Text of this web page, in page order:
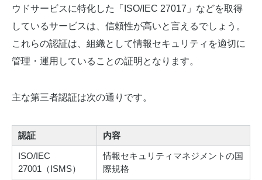
ウドサービスに特化した「ISO/IEC 27017」などを取得
しているサービスは、信頼性が高いと言えるでしょう。
これらの認証は、組織として情報セキュリティを適切に
管理・運用していることの証明となります。
主な第三者認証は次の通りです。
認証 内容
ISO/IEC
27001（ISMS）
情報セキュリティマネジメントの国
際規格